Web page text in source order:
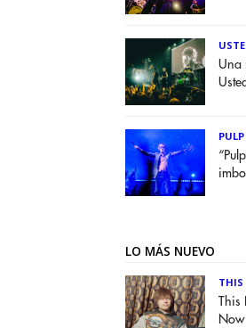
Una
PULP
LO MÁS NUEVO
THIS
This